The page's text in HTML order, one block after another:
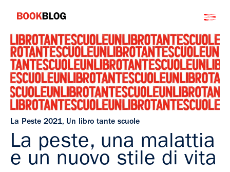
contenuto
Bookblog
La Peste 2021, Un libro tante scuole
La peste, una malattia
e un nuovo stile di vita